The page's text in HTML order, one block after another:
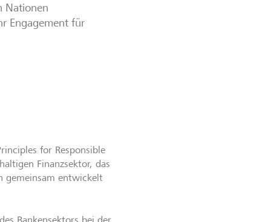
Nationen
Engagement für
for Responsible
Finanzsektor, das
gemeinsam entwickelt